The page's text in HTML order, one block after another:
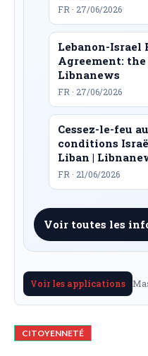
FR · 27/06/2026
Lebanon-Israel
Agreement: the
Libnanews
FR · 27/06/2026
Cessez-le-feu
conditions
Liban |
FR · 21/06/2026
Voir toutes les
Voir les applications
CITOYENNETÉ